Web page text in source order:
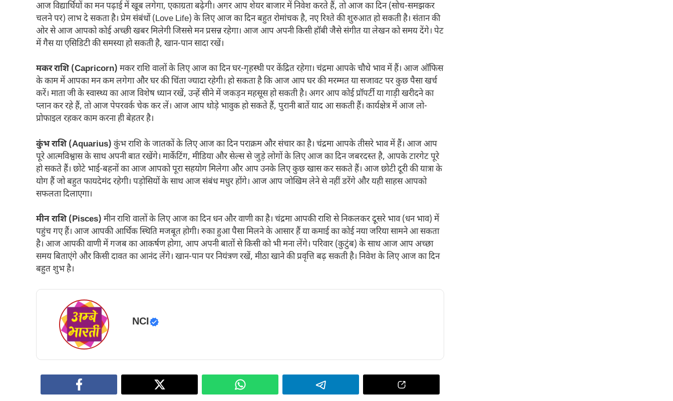
आज विद्यार्थियों का मन पढ़ाई में खूब लगेगा, एकाग्रता बढ़ेगी। अगर आप शेयर बाजार में निवेश करते हैं, तो आज का दिन (सोच-समझकर
चलने पर) लाभ दे सकता है। प्रेम संबंधों (Love Life) के लिए आज का दिन बहुत रोमांचक है, नए रिश्ते की शुरुआत हो सकती है। संतान की
ओर से आज आपको कोई अच्छी खबर मिलेगी जिससे मन प्रसन्न रहेगा। आज आप अपनी किसी हॉबी जैसे संगीत या लेखन को समय देंगे। पेट
में गैस या एसिडिटी की समस्या हो सकती है, खान-पान सादा रखें।
मकर राशि (Capricorn) मकर राशि वालों के लिए आज का दिन घर-गृहस्थी पर केंद्रित रहेगा। चंद्रमा आपके चौथे भाव में हैं। आज ऑफिस
के काम में आपका मन कम लगेगा और घर की चिंता ज्यादा रहेगी। हो सकता है कि आज आप घर की मरम्मत या सजावट पर कुछ पैसा खर्च
करें। माता जी के स्वास्थ्य का आज विशेष ध्यान रखें, उन्हें सीने में जकड़न महसूस हो सकती है। अगर आप कोई प्रॉपर्टी या गाड़ी खरीदने का
प्लान कर रहे हैं, तो आज पेपरवर्क चेक कर लें। आज आप थोड़े भावुक हो सकते हैं, पुरानी बातें याद आ सकती हैं। कार्यक्षेत्र में आज लो-
प्रोफाइल रहकर काम करना ही बेहतर है।
कुंभ राशि (Aquarius) कुंभ राशि के जातकों के लिए आज का दिन पराक्रम और संचार का है। चंद्रमा आपके तीसरे भाव में हैं। आज आप
पूरे आत्मविश्वास के साथ अपनी बात रखेंगे। मार्केटिंग, मीडिया और सेल्स से जुड़े लोगों के लिए आज का दिन जबरदस्त है, आपके टारगेट पूरे
हो सकते हैं। छोटे भाई-बहनों का आज आपको पूरा सहयोग मिलेगा और आप उनके लिए कुछ खास कर सकते हैं। आज छोटी दूरी की यात्रा के
योग हैं जो बहुत फायदेमंद रहेगी। पड़ोसियों के साथ आज संबंध मधुर होंगे। आज आप जोखिम लेने से नहीं डरेंगे और यही साहस आपको
सफलता दिलाएगा।
मीन राशि (Pisces) मीन राशि वालों के लिए आज का दिन धन और वाणी का है। चंद्रमा आपकी राशि से निकलकर दूसरे भाव (धन भाव) में
पहुंच गए हैं। आज आपकी आर्थिक स्थिति मजबूत होगी। रुका हुआ पैसा मिलने के आसार हैं या कमाई का कोई नया जरिया सामने आ सकता
है। आज आपकी वाणी में गजब का आकर्षण होगा, आप अपनी बातों से किसी को भी मना लेंगे। परिवार (कुटुंब) के साथ आज आप अच्छा
समय बिताएंगे और किसी दावत का आनंद लेंगे। खान-पान पर नियंत्रण रखें, मीठा खाने की प्रवृत्ति बढ़ सकती है। निवेश के लिए आज का दिन
बहुत शुभ है।
NCI